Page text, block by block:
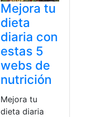
Mejora tu
dieta
diaria con
estas 5
webs de
nutrición
Mejora tu
dieta diaria